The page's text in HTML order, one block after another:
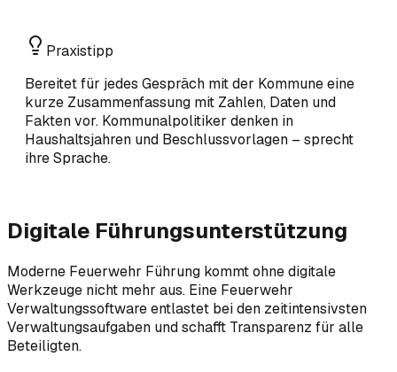
Praxistipp
Bereitet für jedes Gespräch mit der Kommune eine
kurze Zusammenfassung mit Zahlen, Daten und
Fakten vor. Kommunalpolitiker denken in
Haushaltsjahren und Beschlussvorlagen – sprecht
ihre Sprache.
Digitale Führungsunterstützung
Moderne Feuerwehr Führung kommt ohne digitale
Werkzeuge nicht mehr aus. Eine Feuerwehr
Verwaltungssoftware entlastet bei den zeitintensivsten
Verwaltungsaufgaben und schafft Transparenz für alle
Beteiligten.